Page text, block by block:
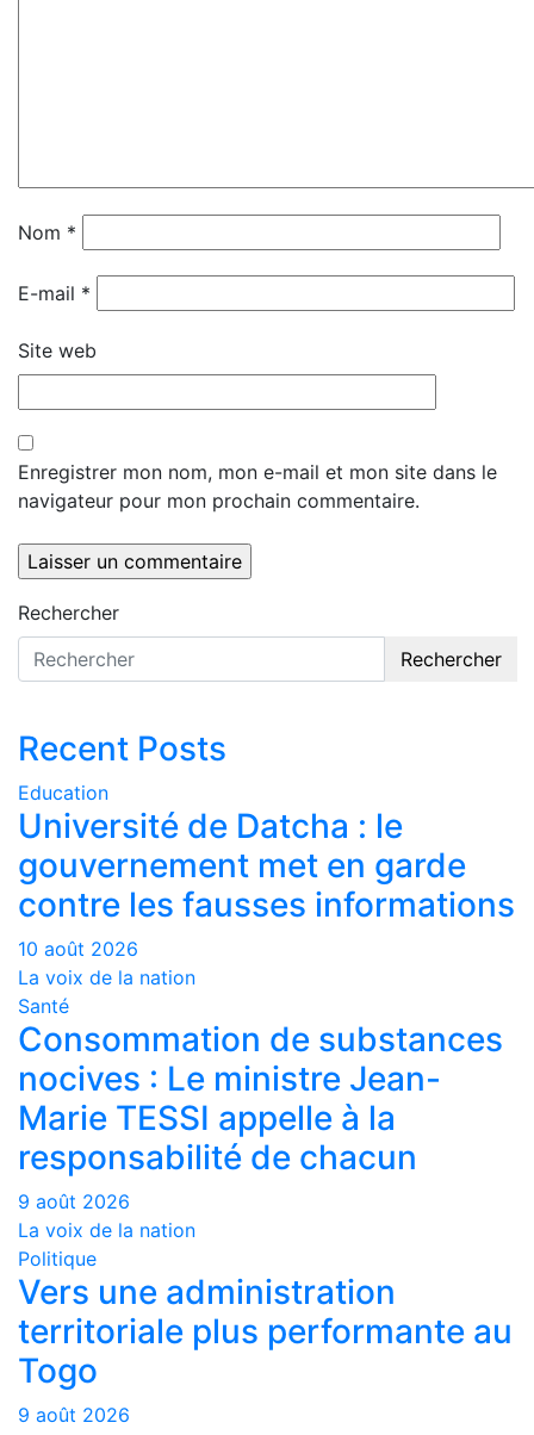
Nom *
E-mail *
Site web
Enregistrer mon nom, mon e-mail et mon site dans le
navigateur pour mon prochain commentaire.
Rechercher
Rechercher
Recent Posts
Education
Université de Datcha : le
gouvernement met en garde
contre les fausses informations
10 août 2026
La voix de la nation
Santé
Consommation de substances
nocives : Le ministre Jean-
Marie TESSI appelle à la
responsabilité de chacun
9 août 2026
La voix de la nation
Politique
Vers une administration
territoriale plus performante au
Togo
9 août 2026